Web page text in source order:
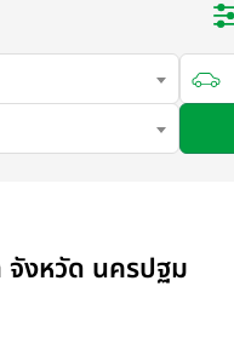
จังหวัด นครปฐม